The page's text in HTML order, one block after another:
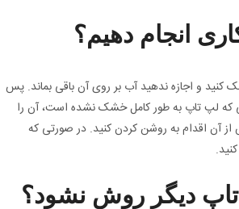
انجام دهیم؟
و اجازه ندهید آب بر روی آن باقی بماند. پس
که لپ تاپ به طور کامل خشک نشده است، آن را
و پس از آن اقدام به روشن کردن کنید. در صورتی که
دیگر روش نشود؟